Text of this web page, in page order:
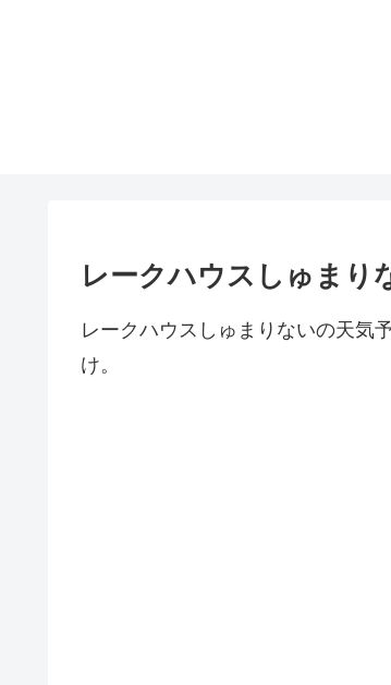
レークハウスしゅまり
レークハウスしゅまりないの天気
け。